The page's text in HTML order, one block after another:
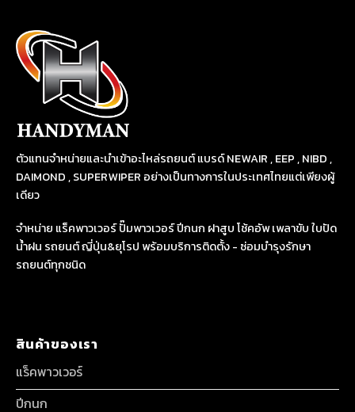
ตัวแทนจำหน่ายและนำเข้าอะไหล่รถยนต์ แบรด์ NEWAIR , EEP , NIBD ,
DAIMOND , SUPERWIPER อย่างเป็นทางการในประเทศไทยแต่เพียงผู้
เดียว
จำหน่าย แร็คพาวเวอร์ ปั๊มพาวเวอร์ ปีกนก ฝาสูบ โช้คอัพ เพลาขับ ใบปัด
น้ำฝน รถยนต์ ญี่ปุ่น&ยุโรป พร้อมบริการติดตั้ง - ซ่อมบำรุงรักษา
รถยนต์ทุกชนิด
สินค้าของเรา
แร็คพาวเวอร์
ปีกนก